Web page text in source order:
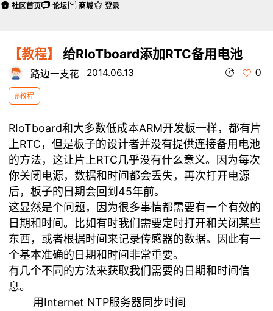
【教程】 给RIoTboard添加RTC备用电池
路边一支花 2014.06.13 0
#教程
RIoTboard和大多数低成本ARM开发板一样，都有片
上RTC，但是板子的设计者并没有提供连接备用电池
的方法，这让片上RTC几乎没有什么意义。因为每次
你关闭电源，数据和时间都会丢失，再次打开电源
后，板子的日期会回到45年前。
这显然是个问题，因为很多事情都需要有一个有效的
日期和时间。比如有时我们需要定时打开和关闭某些
东西，或者根据时间来记录传感器的数据。因此有一
个基本准确的日期和时间非常重要。
有几个不同的方法来获取我们需要的日期和时间信
息。
用Internet NTP服务器同步时间
社区首页 论坛 商城 登录